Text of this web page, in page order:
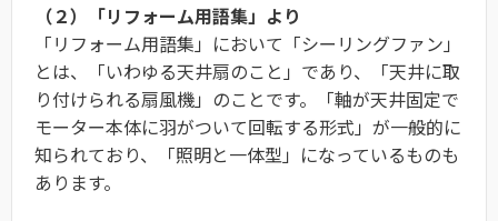
（２）「リフォーム用語集」より
「リフォーム用語集」において「シーリングファン」
とは、「いわゆる天井扇のこと」であり、「天井に取
り付けられる扇風機」のことです。「軸が天井固定で
モーター本体に羽がついて回転する形式」が一般的に
知られており、「照明と一体型」になっているものも
あります。